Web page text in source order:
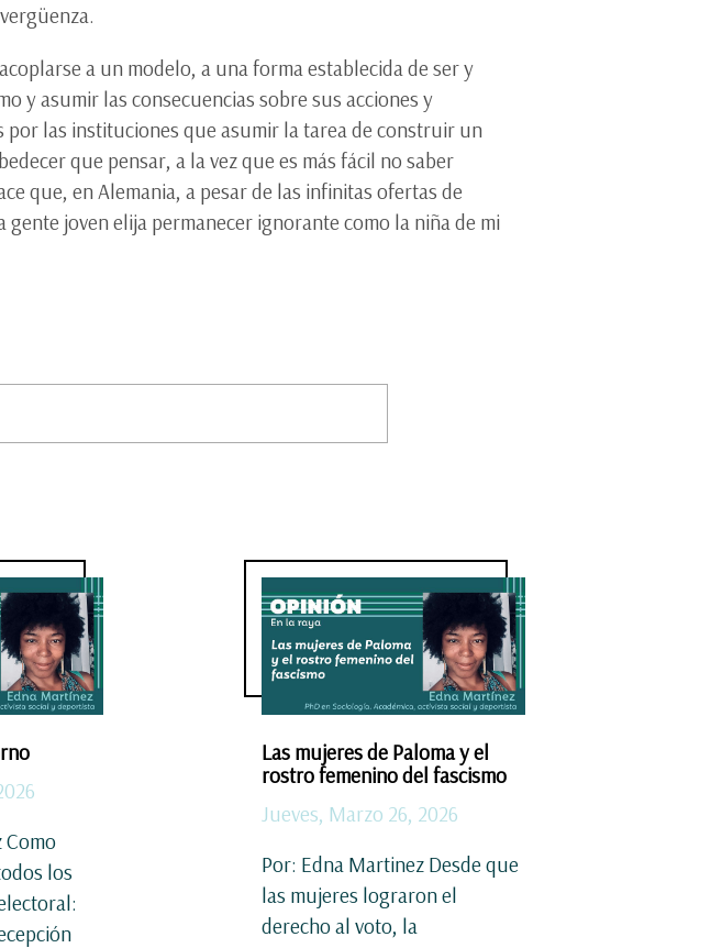
a un modelo, a una forma establecida de ser y
y asumir las consecuencias sobre sus acciones y
por las instituciones que asumir la tarea de construir un
que pensar, a la vez que es más fácil no saber
que, en Alemania, a pesar de las infinitas ofertas de
joven elija permanecer ignorante como la niña de mi
Como
los
Las mujeres de Paloma y el
rostro femenino del fascismo
Jueves, Marzo 26, 2026
Por: Edna Martinez Desde que
las mujeres lograron el
derecho al voto, la